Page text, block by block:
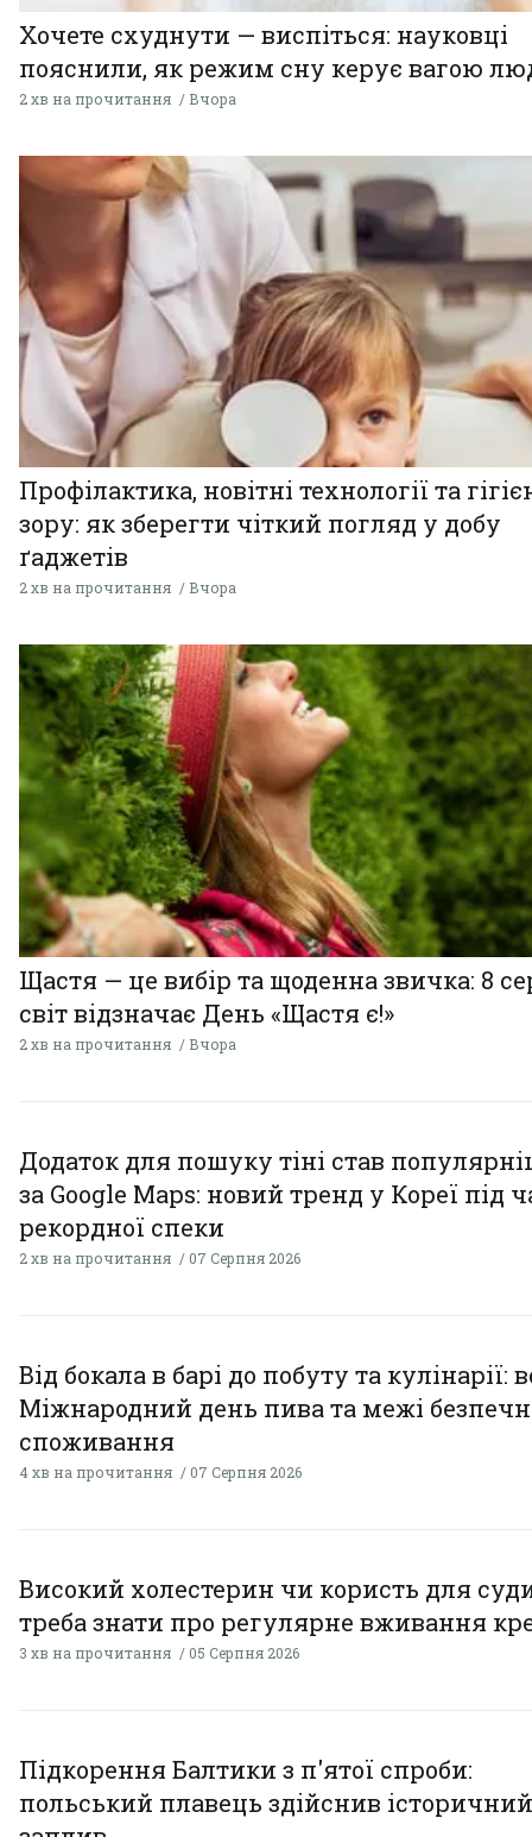
Хочете схуднути — виспіться: науковці
пояснили, як режим сну керує вагою
2 хв на прочитання Вчора
Профілактика, новітні технології та
зору: як зберегти чіткий погляд у добу
ґаджетів
2 хв на прочитання Вчора
Щастя — це вибір та щоденна звичка: 8
світ відзначає День «Щастя є!»
2 хв на прочитання Вчора
Додаток для пошуку тіні став
за Google Maps: новий тренд у Кореї під
рекордної спеки
2 хв на прочитання 07 Серпня 2026
Від бокала в барі до побуту та кулінарії:
Міжнародний день пива та межі
споживання
4 хв на прочитання 07 Серпня 2026
Високий холестерин чи користь для
треба знати про регулярне вживання
3 хв на прочитання 05 Серпня 2026
Підкорення Балтики з п'ятої спроби:
польський плавець здійснив історичний